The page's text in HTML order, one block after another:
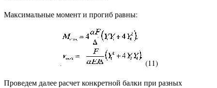
Максимальные момент и прогиб равны:
(11)
Проведем далее расчет конкретной балки при разных